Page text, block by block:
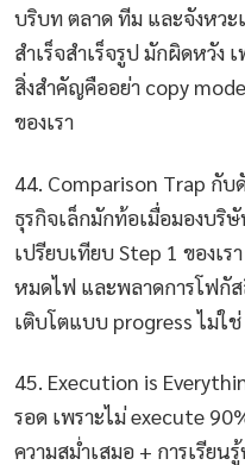
บริบท ตลาด ทีม และจังหวะ
สำเร็จสำเร็จรูป มักผิดหวัง
สิ่งสำคัญคืออย่า copy
ของเรา
44. Comparison Trap กับ
ธุรกิจเล็กมักท้อเมื่อมองบริ
เปรียบเทียบ Step 1 ของเ
หมดไฟ และพลาดการโฟกัส
เติบโตแบบ progress ไม่ใ
45. Execution is
รอด เพราะไม่ execute
ความสม่ำเสมอ + การเรีย